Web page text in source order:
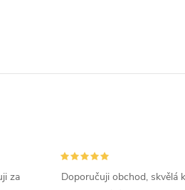
za
Doporučuji obchod, skvělá